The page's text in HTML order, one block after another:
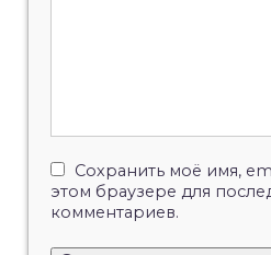
Сохранить моё имя,
этом браузере для
комментариев.